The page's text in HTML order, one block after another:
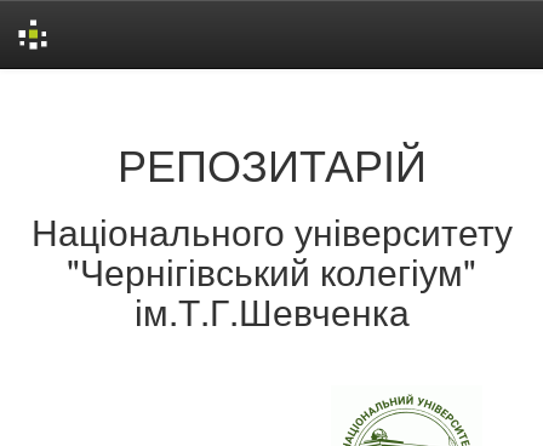
РЕПОЗИТАРІЙ
Національного університету
"Чернігівський колегіум"
ім.Т.Г.Шевченка